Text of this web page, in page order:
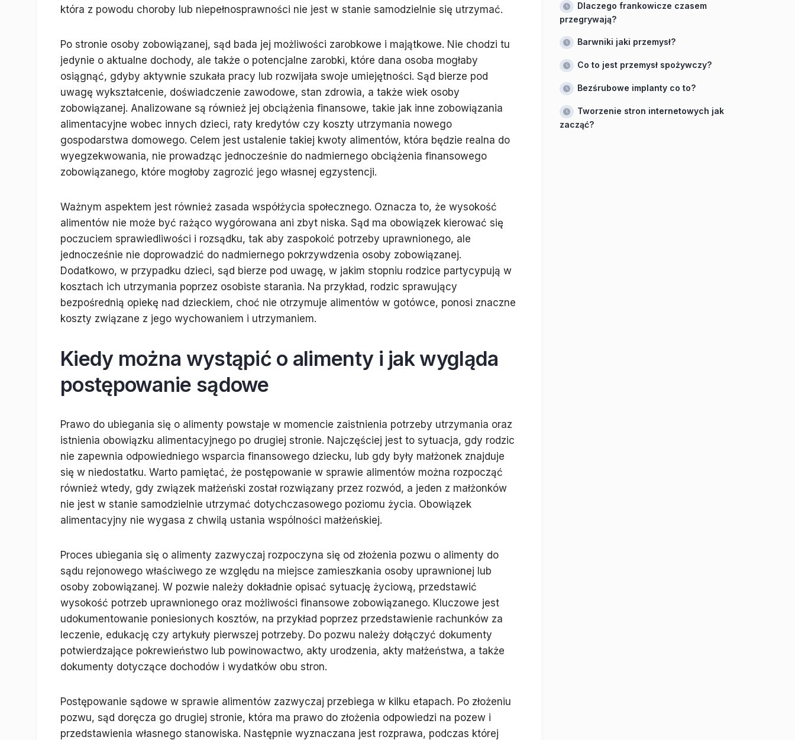
która z powodu choroby lub niepełnosprawności nie jest w stanie samodzielnie się utrzymać.
Po stronie osoby zobowiązanej, sąd bada jej możliwości zarobkowe i majątkowe. Nie chodzi tu
jedynie o aktualne dochody, ale także o potencjalne zarobki, które dana osoba mogłaby
osiągnąć, gdyby aktywnie szukała pracy lub rozwijała swoje umiejętności. Sąd bierze pod
uwagę wykształcenie, doświadczenie zawodowe, stan zdrowia, a także wiek osoby
zobowiązanej. Analizowane są również jej obciążenia finansowe, takie jak inne zobowiązania
alimentacyjne wobec innych dzieci, raty kredytów czy koszty utrzymania nowego
gospodarstwa domowego. Celem jest ustalenie takiej kwoty alimentów, która będzie realna do
wyegzekwowania, nie prowadząc jednocześnie do nadmiernego obciążenia finansowego
zobowiązanego, które mogłoby zagrozić jego własnej egzystencji.
Ważnym aspektem jest również zasada współżycia społecznego. Oznacza to, że wysokość
alimentów nie może być rażąco wygórowana ani zbyt niska. Sąd ma obowiązek kierować się
poczuciem sprawiedliwości i rozsądku, tak aby zaspokoić potrzeby uprawnionego, ale
jednocześnie nie doprowadzić do nadmiernego pokrzywdzenia osoby zobowiązanej.
Dodatkowo, w przypadku dzieci, sąd bierze pod uwagę, w jakim stopniu rodzice partycypują w
kosztach ich utrzymania poprzez osobiste starania. Na przykład, rodzic sprawujący
bezpośrednią opiekę nad dzieckiem, choć nie otrzymuje alimentów w gotówce, ponosi znaczne
koszty związane z jego wychowaniem i utrzymaniem.
Kiedy można wystąpić o alimenty i jak wygląda
postępowanie sądowe
Prawo do ubiegania się o alimenty powstaje w momencie zaistnienia potrzeby utrzymania oraz
istnienia obowiązku alimentacyjnego po drugiej stronie. Najczęściej jest to sytuacja, gdy rodzic
nie zapewnia odpowiedniego wsparcia finansowego dziecku, lub gdy były małżonek znajduje
się w niedostatku. Warto pamiętać, że postępowanie w sprawie alimentów można rozpocząć
również wtedy, gdy związek małżeński został rozwiązany przez rozwód, a jeden z małżonków
nie jest w stanie samodzielnie utrzymać dotychczasowego poziomu życia. Obowiązek
alimentacyjny nie wygasa z chwilą ustania wspólności małżeńskiej.
Proces ubiegania się o alimenty zazwyczaj rozpoczyna się od złożenia pozwu o alimenty do
sądu rejonowego właściwego ze względu na miejsce zamieszkania osoby uprawnionej lub
osoby zobowiązanej. W pozwie należy dokładnie opisać sytuację życiową, przedstawić
wysokość potrzeb uprawnionego oraz możliwości finansowe zobowiązanego. Kluczowe jest
udokumentowanie poniesionych kosztów, na przykład poprzez przedstawienie rachunków za
leczenie, edukację czy artykuły pierwszej potrzeby. Do pozwu należy dołączyć dokumenty
potwierdzające pokrewieństwo lub powinowactwo, akty urodzenia, akty małżeństwa, a także
dokumenty dotyczące dochodów i wydatków obu stron.
Postępowanie sądowe w sprawie alimentów zazwyczaj przebiega w kilku etapach. Po złożeniu
pozwu, sąd doręcza go drugiej stronie, która ma prawo do złożenia odpowiedzi na pozew i
przedstawienia własnego stanowiska. Następnie wyznaczana jest rozprawa, podczas której
Dlaczego frankowicze czasem
przegrywają?
Barwniki jaki przemysł?
Co to jest przemysł spożywczy?
Bezśrubowe implanty co to?
Tworzenie stron internetowych jak
zacząć?